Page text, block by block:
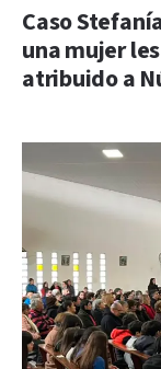
Caso
una mujer
atribuido a